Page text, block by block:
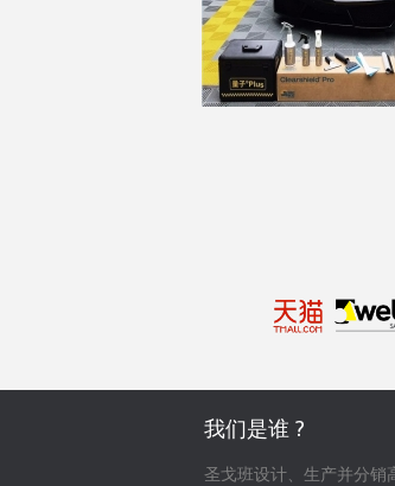
我们是谁 ?
圣戈班设计、生产并分销